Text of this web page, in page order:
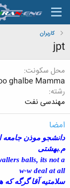
کاربران
jpt
محل سکونت
ghalbe Mamma
رشته
مهندسی نفت
امضا
دانشجو موذن
م.بهشتی
balls, its not a
w-w deal at all
سلامتیه آقا گرگه